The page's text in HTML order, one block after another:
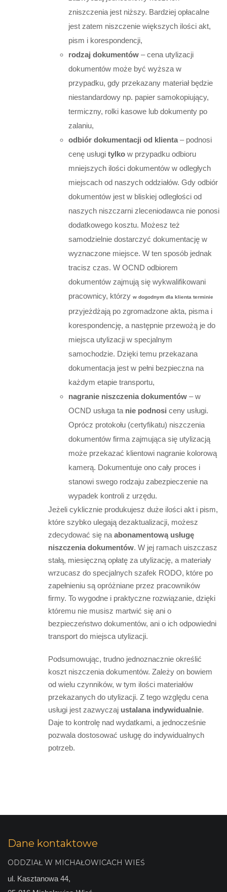
zniszczenia jest niższy. Bardziej opłacalne
jest zatem niszczenie większych ilości akt,
pism i korespondencji,
rodzaj dokumentów – cena utylizacji
dokumentów może być wyższa w
przypadku, gdy przekazany materiał będzie
niestandardowy np. papier samokopiujący,
termiczny, rolki kasowe lub dokumenty po
zalaniu,
odbiór dokumentacji od klienta – podnosi
cenę usługi tylko w przypadku odbioru
mniejszych ilości dokumentów w odległych
miejscach od naszych oddziałów. Gdy odbiór
dokumentów jest w bliskiej odległości od
naszych niszczarni zleceniodawca nie ponosi
dodatkowego kosztu. Możesz też
samodzielnie dostarczyć dokumentację w
wyznaczone miejsce. W ten sposób jednak
tracisz czas. W OCND odbiorem
dokumentów zajmują się wykwalifikowani
pracownicy, którzy w dogodnym dla klienta terminie
przyjeżdżają po zgromadzone akta, pisma i
korespondencję, a następnie przewożą je do
miejsca utylizacji w specjalnym
samochodzie. Dzięki temu przekazana
dokumentacja jest w pełni bezpieczna na
każdym etapie transportu,
nagranie niszczenia dokumentów – w
OCND usługa ta nie podnosi ceny usługi.
Oprócz protokołu (certyfikatu) niszczenia
dokumentów firma zajmująca się utylizacją
może przekazać klientowi nagranie kolorową
kamerą. Dokumentuje ono cały proces i
stanowi swego rodzaju zabezpieczenie na
wypadek kontroli z urzędu.
Jeżeli cyklicznie produkujesz duże ilości akt i pism,
które szybko ulegają dezaktualizacji, możesz
zdecydować się na abonamentową usługę
niszczenia dokumentów. W jej ramach uiszczasz
stałą, miesięczną opłatę za utylizację, a materiały
wrzucasz do specjalnych szafek RODO, które po
zapełnieniu są opróżniane przez pracowników
firmy. To wygodne i praktyczne rozwiązanie, dzięki
któremu nie musisz martwić się ani o
bezpieczeństwo dokumentów, ani o ich odpowiedni
transport do miejsca utylizacji.
Podsumowując, trudno jednoznacznie określić
koszt niszczenia dokumentów. Zależy on bowiem
od wielu czynników, w tym ilości materiałów
przekazanych do utylizacji. Z tego względu cena
usługi jest zazwyczaj ustalana indywidualnie.
Daje to kontrolę nad wydatkami, a jednocześnie
pozwala dostosować usługę do indywidualnych
potrzeb.
Dane kontaktowe
ODDZIAŁ W MICHAŁOWICACH WIEŚ
ul. Kasztanowa 44,